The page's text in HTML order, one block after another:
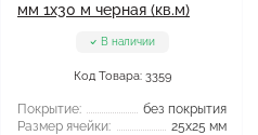
мм 1x30 м черная (кв.м)
В наличии
Код Товара: 3359
Покрытие:
без покрытия
Размер ячейки:
25x25 мм